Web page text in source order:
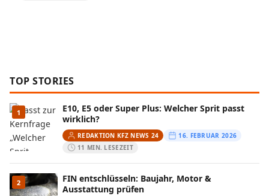
TOP STORIES
1
E10, E5 oder Super Plus: Welcher Sprit passt
wirklich?
REDAKTION KFZ NEWS 24
16. FEBRUAR 2026
11 MIN. LESEZEIT
2
FIN entschlüsseln: Baujahr, Motor &
Ausstattung prüfen